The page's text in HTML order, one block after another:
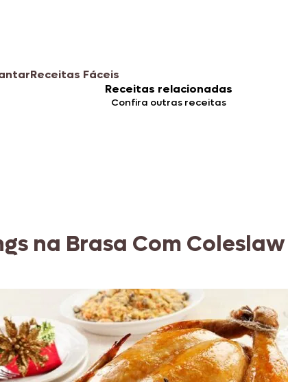
Receitas Fáceis
Receitas relacionadas
Confira outras receitas
na Brasa Com